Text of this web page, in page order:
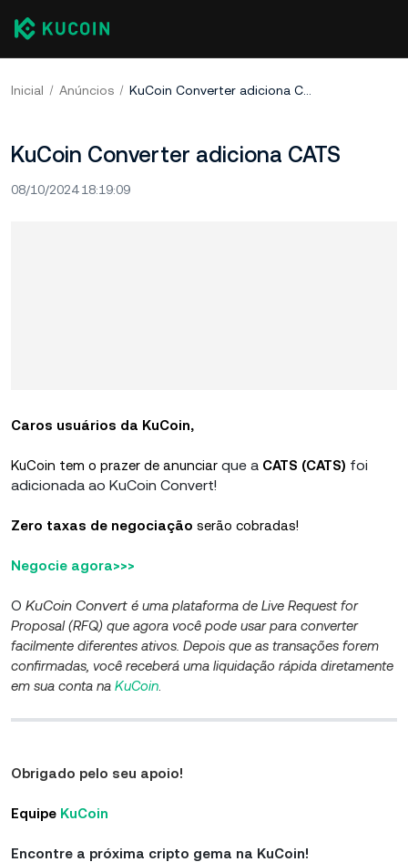
Inicial Anúncios KuCoin Converter adiciona CATS
KuCoin Converter adiciona CATS
08/10/2024 18:19:09
Caros usuários da KuCoin,
KuCoin tem o prazer de anunciar que a CATS (CATS) foi
adicionada ao KuCoin Convert!
Zero taxas de negociação serão cobradas!
Negocie agora>>>
O KuCoin Convert é uma plataforma de Live Request for
Proposal (RFQ) que agora você pode usar para converter
facilmente diferentes ativos. Depois que as transações forem
confirmadas, você receberá uma liquidação rápida diretamente
em sua conta na KuCoin
Obrigado pelo seu apoio!
Equipe KuCoin
Encontre a próxima cripto gema na KuCoin!